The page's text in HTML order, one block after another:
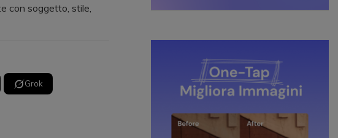
con soggetto, stile,
Grok